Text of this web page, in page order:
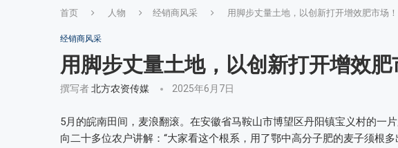
首页 人物 经销商风采 用脚步丈量土地，以创新打开增效肥市场！
经销商风采
用脚步丈量土地，以创新打开增效肥
撰写者北方农资传媒 2025年6月7日
5月的皖南田间，麦浪翻滚。在安徽省马鞍山市博望区丹阳镇宝义村的一
向二十多位农户讲解：“大家看这个根系，用了鄂中高分子肥的麦子须根